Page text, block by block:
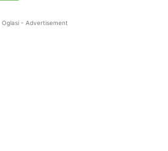
Oglasi - Advertisement